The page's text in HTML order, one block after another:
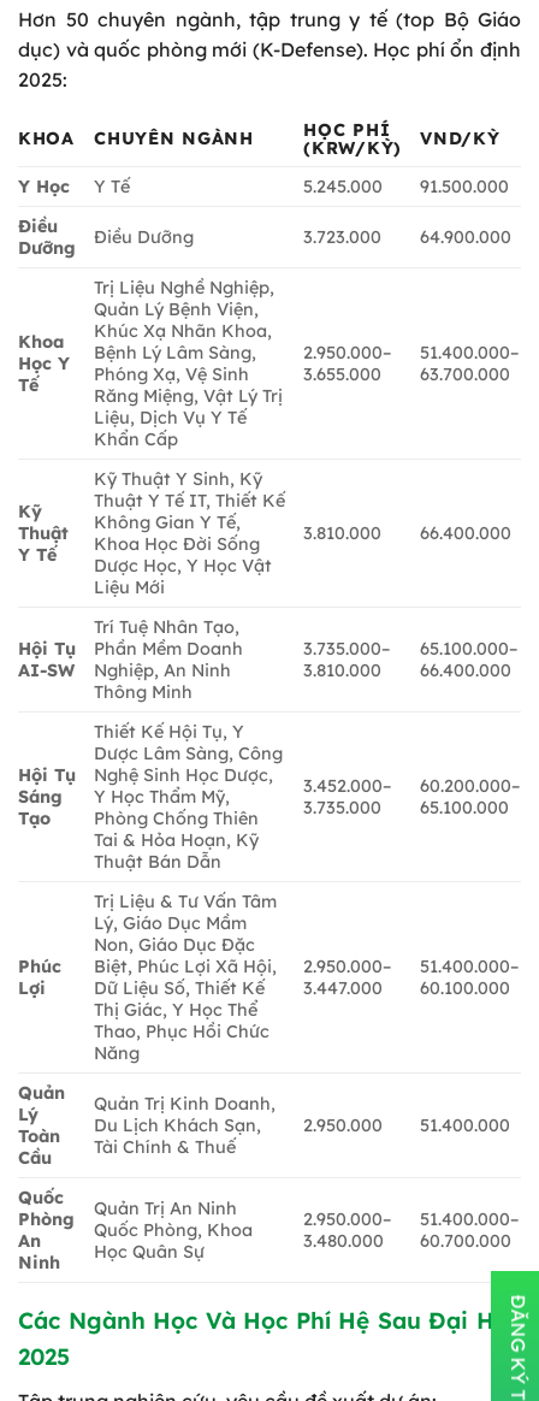
Hơn 50 chuyên ngành, tập trung y tế (top Bộ Giáo
dục) và quốc phòng mới (K-Defense). Học phí ổn định
2025:
KHOA CHUYÊN NGÀNH
HỌC PHÍ
(KRW/KỲ)
VND/KỲ
Y Học Y Tế 5.245.000
91.500.000
Điều
Dưỡng
Điều Dưỡng 3.723.000 64.900.000
Khoa
Học Y
Tế
Trị Liệu Nghề Nghiệp,
Quản Lý Bệnh Viện,
Khúc Xạ Nhãn Khoa,
Bệnh Lý Lâm Sàng,
Phóng Xạ, Vệ Sinh
Răng Miệng, Vật Lý Trị
Liệu, Dịch Vụ Y Tế
Khẩn Cấp
2.950.000–
3.655.000
51.400.000–
63.700.000
Kỹ
Thuật
Y Tế
Kỹ Thuật Y Sinh, Kỹ
Thuật Y Tế IT, Thiết Kế
Không Gian Y Tế,
Khoa Học Đời Sống
Dược Học, Y Học Vật
Liệu Mới
3.810.000 66.400.000
Hội Tụ
AI-SW
Trí Tuệ Nhân Tạo,
Phần Mềm Doanh
Nghiệp, An Ninh
Thông Minh
3.735.000–
3.810.000
65.100.000–
66.400.000
Hội Tụ
Sáng
Tạo
Thiết Kế Hội Tụ, Y
Dược Lâm Sàng, Công
Nghệ Sinh Học Dược,
Y Học Thẩm Mỹ,
Phòng Chống Thiên
Tai & Hỏa Hoạn, Kỹ
Thuật Bán Dẫn
3.452.000–
3.735.000
60.200.000–
65.100.000
Phúc
Lợi
Trị Liệu & Tư Vấn Tâm
Lý, Giáo Dục Mầm
Non, Giáo Dục Đặc
Biệt, Phúc Lợi Xã Hội,
Dữ Liệu Số, Thiết Kế
Thị Giác, Y Học Thể
Thao, Phục Hồi Chức
Năng
2.950.000–
3.447.000
51.400.000–
60.100.000
Quản
Lý
Toàn
Cầu
Quản Trị Kinh Doanh,
Du Lịch Khách Sạn,
Tài Chính & Thuế
2.950.000 51.400.000
Quốc
Phòng
An
Ninh
Quản Trị An Ninh
Quốc Phòng, Khoa
Học Quân Sự
2.950.000–
3.480.000
51.400.000–
60.700.000
Các Ngành Học Và Học Phí Hệ Sau Đại Học
2025